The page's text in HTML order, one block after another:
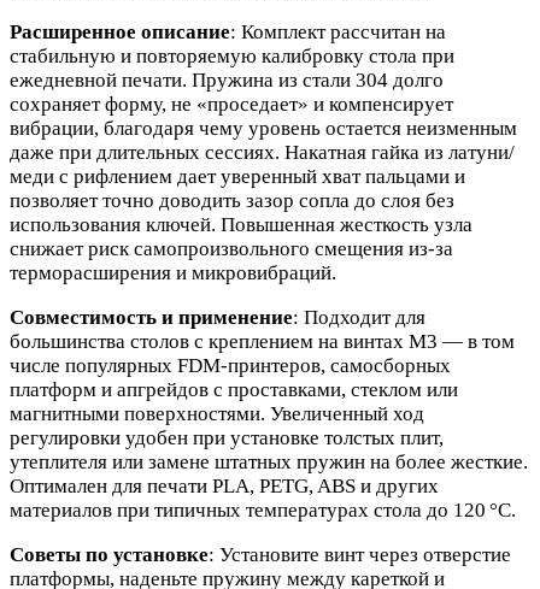
Расширенное описание: Комплект рассчитан на
стабильную и повторяемую калибровку стола при
ежедневной печати. Пружина из стали 304 долго
сохраняет форму, не «проседает» и компенсирует
вибрации, благодаря чему уровень остается неизменным
даже при длительных сессиях. Накатная гайка из латуни/
меди с рифлением дает уверенный хват пальцами и
позволяет точно доводить зазор сопла до слоя без
использования ключей. Повышенная жесткость узла
снижает риск самопроизвольного смещения из‑за
терморасширения и микровибраций.
Совместимость и применение: Подходит для
большинства столов с креплением на винтах М3 — в том
числе популярных FDM‑принтеров, самосборных
платформ и апгрейдов с проставками, стеклом или
магнитными поверхностями. Увеличенный ход
регулировки удобен при установке толстых плит,
утеплителя или замене штатных пружин на более жесткие.
Оптимален для печати PLA, PETG, ABS и других
материалов при типичных температурах стола до 120 °C.
Советы по установке: Установите винт через отверстие
платформы, наденьте пружину между кареткой и